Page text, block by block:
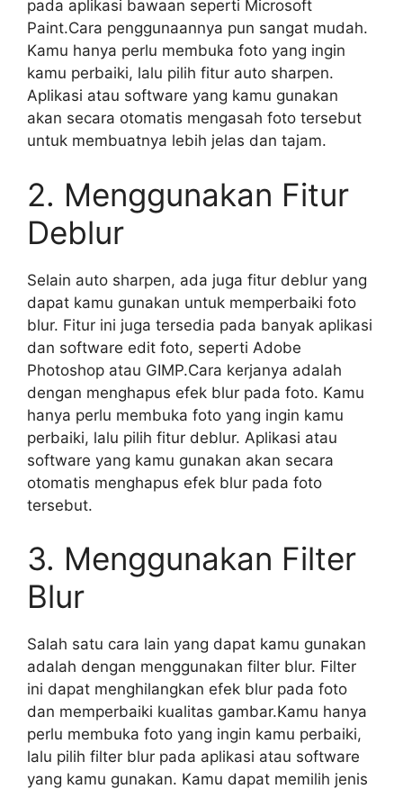
pada aplikasi bawaan seperti Microsoft
Paint.Cara penggunaannya pun sangat mudah.
Kamu hanya perlu membuka foto yang ingin
kamu perbaiki, lalu pilih fitur auto sharpen.
Aplikasi atau software yang kamu gunakan
akan secara otomatis mengasah foto tersebut
untuk membuatnya lebih jelas dan tajam.
2. Menggunakan Fitur
Deblur
Selain auto sharpen, ada juga fitur deblur yang
dapat kamu gunakan untuk memperbaiki foto
blur. Fitur ini juga tersedia pada banyak aplikasi
dan software edit foto, seperti Adobe
Photoshop atau GIMP.Cara kerjanya adalah
dengan menghapus efek blur pada foto. Kamu
hanya perlu membuka foto yang ingin kamu
perbaiki, lalu pilih fitur deblur. Aplikasi atau
software yang kamu gunakan akan secara
otomatis menghapus efek blur pada foto
tersebut.
3. Menggunakan Filter
Blur
Salah satu cara lain yang dapat kamu gunakan
adalah dengan menggunakan filter blur. Filter
ini dapat menghilangkan efek blur pada foto
dan memperbaiki kualitas gambar.Kamu hanya
perlu membuka foto yang ingin kamu perbaiki,
lalu pilih filter blur pada aplikasi atau software
yang kamu gunakan. Kamu dapat memilih jenis